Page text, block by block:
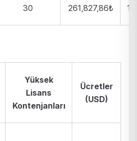
30 261,827,86₺
Yüksek
Lisans
Kontenjanları
Ücretler
(USD)